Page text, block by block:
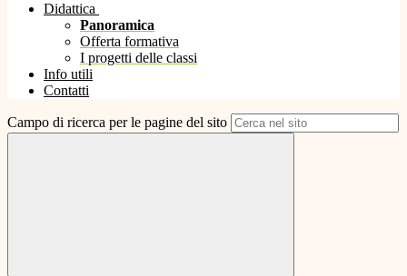
Didattica
Panoramica
Offerta formativa
I progetti delle classi
Info utili
Contatti
Campo di ricerca per le pagine del sito